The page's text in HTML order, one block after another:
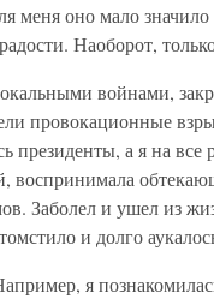
меня оно мало
Наоборот,
войнами,
провокационные
а я на все
Заболел и ушел из
и долго
я